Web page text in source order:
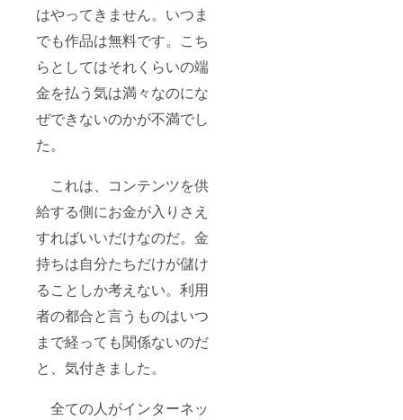
はやってきません。いつま
でも作品は無料です。こち
らとしてはそれくらいの端
金を払う気は満々なのにな
ぜできないのかが不満でし
た。
これは、コンテンツを供
給する側にお金が入りさえ
すればいいだけなのだ。金
持ちは自分たちだけが儲け
ることしか考えない。利用
者の都合と言うものはいつ
まで経っても関係ないのだ
と、気付きました。
全ての人がインターネッ